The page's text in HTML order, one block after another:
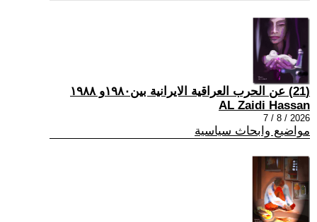
(21) عن الحرب العراقية الايرانية بين١٩٨٠و ١٩٨٨
AL Zaidi Hassan
2026 / 8 / 7
مواضيع وابحاث سياسية